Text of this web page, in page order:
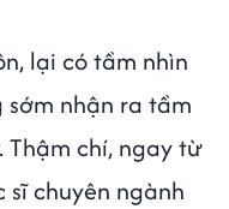
lại có tầm nhìn
nhận ra tầm
Thậm chí, ngay từ
chuyên ngành